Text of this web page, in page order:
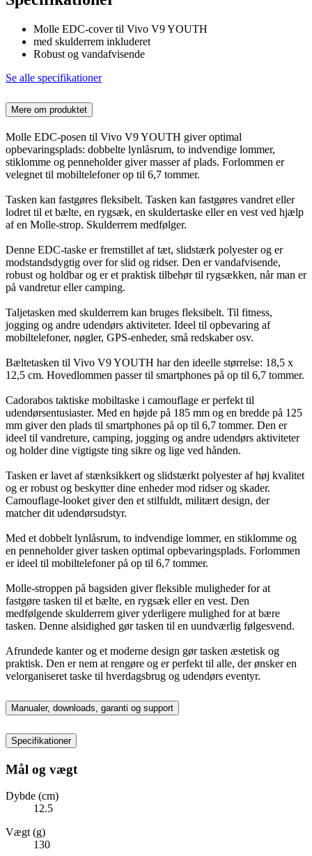
Molle EDC-cover til Vivo V9 YOUTH
med skulderrem inkluderet
Robust og vandafvisende
Se alle specifikationer
Mere om produktet
Molle EDC-posen til Vivo V9 YOUTH giver optimal
opbevaringsplads: dobbelte lynlåsrum, to indvendige lommer,
stiklomme og penneholder giver masser af plads. Forlommen er
velegnet til mobiltelefoner op til 6,7 tommer.
Tasken kan fastgøres fleksibelt. Tasken kan fastgøres vandret eller
lodret til et bælte, en rygsæk, en skuldertaske eller en vest ved hjælp
af en Molle-strop. Skulderrem medfølger.
Denne EDC-taske er fremstillet af tæt, slidstærk polyester og er
modstandsdygtig over for slid og ridser. Den er vandafvisende,
robust og holdbar og er et praktisk tilbehør til rygsækken, når man er
på vandretur eller camping.
Taljetasken med skulderrem kan bruges fleksibelt. Til fitness,
jogging og andre udendørs aktiviteter. Ideel til opbevaring af
mobiltelefoner, nøgler, GPS-enheder, små redskaber osv.
Bæltetasken til Vivo V9 YOUTH har den ideelle størrelse: 18,5 x
12,5 cm. Hovedlommen passer til smartphones på op til 6,7 tommer.
Cadorabos taktiske mobiltaske i camouflage er perfekt til
udendørsentusiaster. Med en højde på 185 mm og en bredde på 125
mm giver den plads til smartphones på op til 6,7 tommer. Den er
ideel til vandreture, camping, jogging og andre udendørs aktiviteter
og holder dine vigtigste ting sikre og lige ved hånden.
Tasken er lavet af stænksikkert og slidstærkt polyester af høj kvalitet
og er robust og beskytter dine enheder mod ridser og skader.
Camouflage-looket giver den et stilfuldt, militært design, der
matcher dit udendørsudstyr.
Med et dobbelt lynlåsrum, to indvendige lommer, en stiklomme og
en penneholder giver tasken optimal opbevaringsplads. Forlommen
er ideel til mobiltelefoner på op til 6,7 tommer.
Molle-stroppen på bagsiden giver fleksible muligheder for at
fastgøre tasken til et bælte, en rygsæk eller en vest. Den
medfølgende skulderrem giver yderligere mulighed for at bære
tasken. Denne alsidighed gør tasken til en uundværlig følgesvend.
Afrundede kanter og et moderne design gør tasken æstetisk og
praktisk. Den er nem at rengøre og er perfekt til alle, der ønsker en
velorganiseret taske til hverdagsbrug og udendørs eventyr.
Manualer, downloads, garanti og support
Specifikationer
Mål og vægt
Dybde (cm)
12.5
Vægt (g)
130